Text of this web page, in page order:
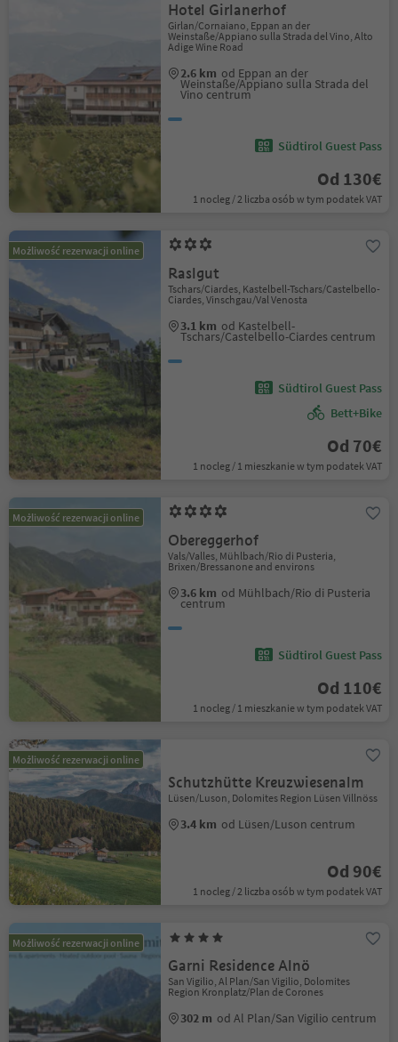
Hotel Girlanerhof
Girlan/Cornaiano, Eppan an der
Weinstaße/Appiano sulla Strada del Vino, Alto
Adige Wine Road
2.6 km od Eppan an der
Weinstaße/Appiano sulla Strada del
Vino centrum
Südtirol Guest Pass
Od 130€
1 nocleg / 2 liczba osób w tym podatek VAT
Możliwość rezerwacji online
Raslgut
Tschars/Ciardes, Kastelbell-Tschars/Castelbello-
Ciardes, Vinschgau/Val Venosta
3.1 km od Kastelbell-
Tschars/Castelbello-Ciardes centrum
Südtirol Guest Pass
Bett+Bike
Od 70€
1 nocleg / 1 mieszkanie w tym podatek VAT
Możliwość rezerwacji online
Obereggerhof
Vals/Valles, Mühlbach/Rio di Pusteria,
Brixen/Bressanone and environs
3.6 km od Mühlbach/Rio di Pusteria
centrum
Südtirol Guest Pass
Od 110€
1 nocleg / 1 mieszkanie w tym podatek VAT
Możliwość rezerwacji online
Schutzhütte Kreuzwiesenalm
Lüsen/Luson, Dolomites Region Lüsen Villnöss
3.4 km od Lüsen/Luson centrum
Od 90€
1 nocleg / 2 liczba osób w tym podatek VAT
Możliwość rezerwacji online
Garni Residence Alnö
San Vigilio, Al Plan/San Vigilio, Dolomites
Region Kronplatz/Plan de Corones
302 m od Al Plan/San Vigilio centrum